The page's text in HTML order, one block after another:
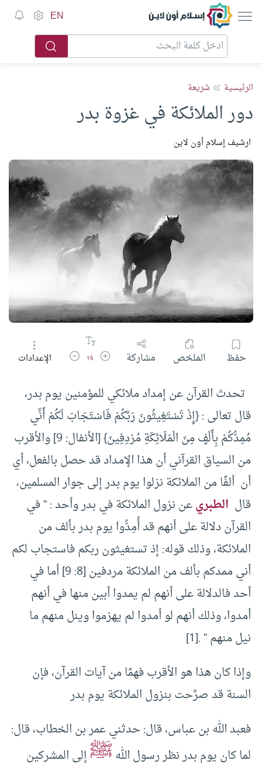
إسلام أون لاين EN
الرئيسية شريعة
دور الملائكة في غزوة بدر
ارشيف إسلام أون لاين
حفظ الملخص مشاركة زيادة حجم الخط
16 تقليل حجم الخط
الإعدادات
تحدث القرآن عن إمداد ملائكي للمؤمنين يوم بدر،
قال تعالى : {إِذْ تَسْتَغِيثُونَ رَبَّكُمْ فَاسْتَجَابَ لَكُمْ أَنِّي
مُمِدُّكُمْ بِأَلْفٍ مِنَ الْمَلَائِكَةِ مُرْدِفِينَ} [الأنفال: 9] والأقرب
من السياق القرآني أن هذا الإمداد قد حصل بالفعل، أي
أن ألفًا من الملائكة نزلوا يوم بدر إلى جوار المسلمين،
قال الطبريعن نزول الملائكة في بدر وأحد : ” في
القرآن دلالة على أنهم قد أُمِدُّوا يوم بدر بألف من
الملائكة، وذلك قوله: إذ تستغيثون ربكم فاستجاب لكم
أني ممدكم بألف من الملائكة مردفين [8: 9] أما في
أحد فالدلالة على أنهم لم يمدوا أبين منها في أنهم
أمدوا، وذلك أنهم لو أمدوا لم يهزموا وينل منهم ما
نيل منهم ” .[1]
وإذا كان هذا هو الأقرب فهمًا من آيات القرآن، فإن
السنة قد صرَّحت بنزول الملائكة يوم بدر
فعبد الله بن عباس، قال: حدثني عمر بن الخطاب، قال:
لما كان يوم بدر نظر رسول اللهﷺإلى المشركين